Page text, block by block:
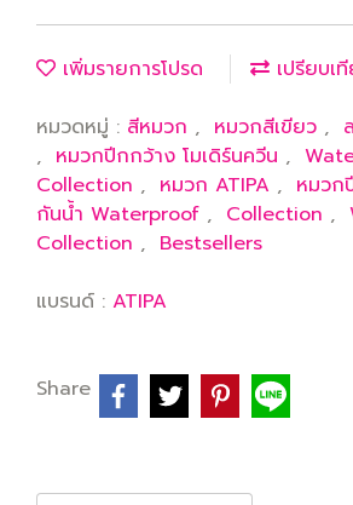
เพิ่มรายการโปรด
เปรียบเ
หมวดหมู่ : สีหมวก , หมวกสีเขียว ,
, หมวกปีกกว้าง โมเดิร์นควีน ,
Collection , หมวก ATIPA , หมวก
กันน้ำ Waterproof , Collection ,
Collection , Bestsellers
แบรนด์ : ATIPA
Share